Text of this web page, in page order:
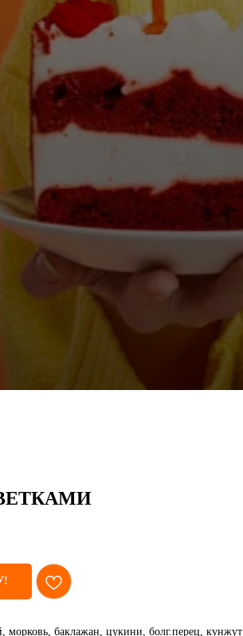
морковь, баклажан, цукини, болг.перец, кунжут